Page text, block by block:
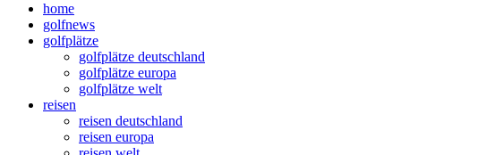
home
golfnews
golfplätze
golfplätze deutschland
golfplätze europa
golfplätze welt
reisen
reisen deutschland
reisen europa